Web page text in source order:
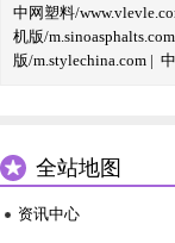
中网塑料/
机版/m.sinoasphalts.com
版/m.stylechina.com |
全站地图
资讯中心